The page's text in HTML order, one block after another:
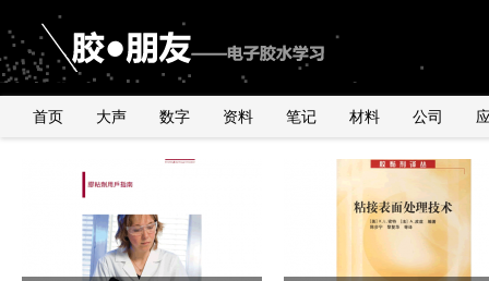
首页 大声 数字 资料 笔记 材料 公司
由2011年全球手机销量数据臆测
《2010年银粉与浆料产品行业研讨会》
国内外导电银粉、银浆、导电胶